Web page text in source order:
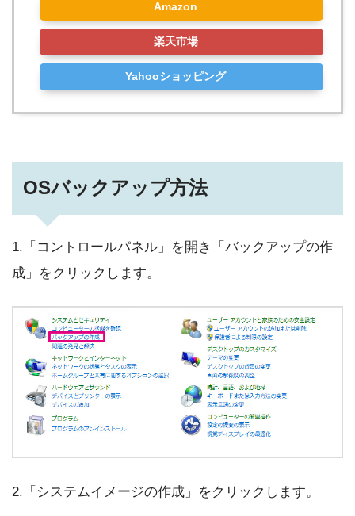
Amazon
楽天市場
Yahooショッピング
OSバックアップ方法
1.「コントロールパネル」を開き「バックアップの作
成」をクリックします。
2.「システムイメージの作成」をクリックします。